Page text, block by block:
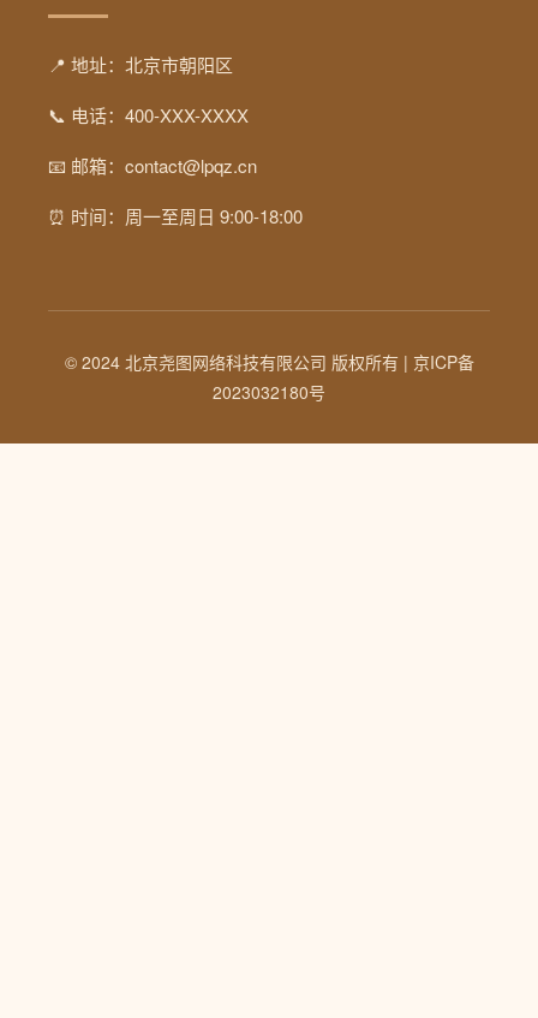
📍 地址：北京市朝阳区
📞 电话：400-XXX-XXXX
📧 邮箱：contact@lpqz.cn
⏰ 时间：周一至周日 9:00-18:00
© 2024 北京尧图网络科技有限公司 版权所有 | 京ICP备
2023032180号